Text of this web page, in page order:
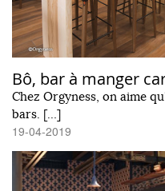
Bô, bar à manger
Chez Orgyness, on aime
bars. […]
19-04-2019